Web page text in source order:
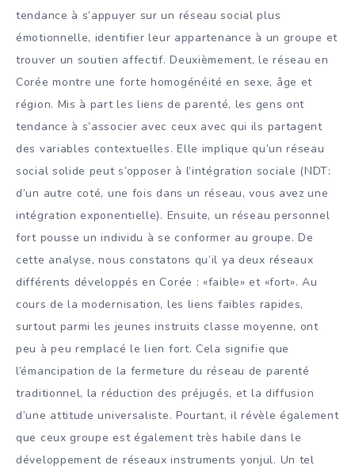
tendance à s’appuyer sur un réseau social plus
émotionnelle, identifier leur appartenance à un groupe et
trouver un soutien affectif. Deuxièmement, le réseau en
Corée montre une forte homogénéité en sexe, âge et
région. Mis à part les liens de parenté, les gens ont
tendance à s’associer avec ceux avec qui ils partagent
des variables contextuelles. Elle implique qu’un réseau
social solide peut s’opposer à l’intégration sociale (NDT:
d’un autre coté, une fois dans un réseau, vous avez une
intégration exponentielle). Ensuite, un réseau personnel
fort pousse un individu à se conformer au groupe. De
cette analyse, nous constatons qu’il ya deux réseaux
différents développés en Corée : «faible» et «fort». Au
cours de la modernisation, les liens faibles rapides,
surtout parmi les jeunes instruits classe moyenne, ont
peu à peu remplacé le lien fort. Cela signifie que
l’émancipation de la fermeture du réseau de parenté
traditionnel, la réduction des préjugés, et la diffusion
d’une attitude universaliste. Pourtant, il révèle également
que ceux groupe est également très habile dans le
développement de réseaux instruments yonjul. Un tel